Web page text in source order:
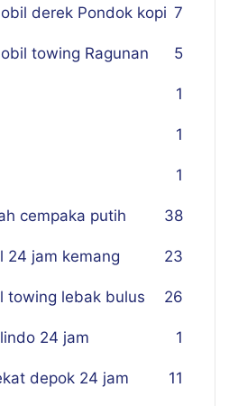
derek Pondok kopi 7
towing Ragunan 5
1
1
1
cempaka putih 38
24 jam kemang 23
towing lebak bulus 26
24 jam 1
depok 24 jam 11